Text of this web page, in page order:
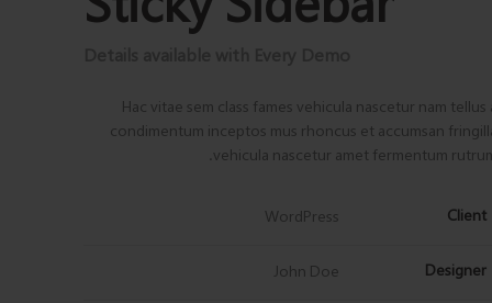
Hac vitae sem class fames vehicula nascetur nam tellus
condimentum inceptos mus rhoncus et accumsan
vehicula nascetur amet fermentum
Client
WordPress
Designer
John Doe